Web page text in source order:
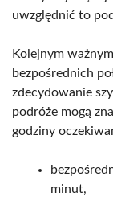
uwzględnić to
Kolejnym
bezpośrednich
zdecydowanie
podróże mogą
godziny
minut,